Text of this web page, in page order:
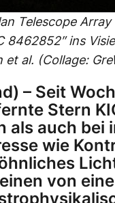
Telescope Array
8462852″ ins
al. (Collage:
– Seit
Stern
als auch bei
wie
von